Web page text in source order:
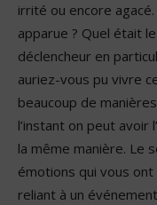
irrité ou encore
apparue ? Quel était
déclencheur en
auriez-vous pu vivre
beaucoup de
l’instant on peut avoir
la même manière. Le
émotions qui vous
reliant à un